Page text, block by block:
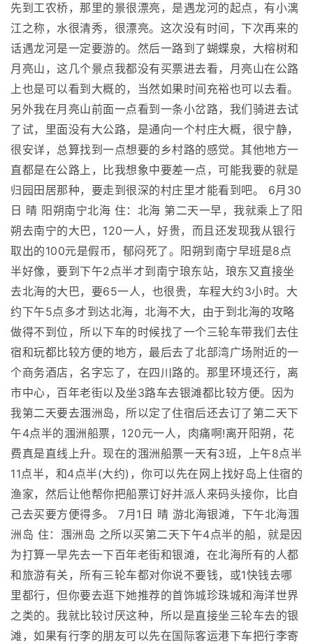
先到工农桥，那里的景很漂亮，是遇龙河的起点，有小漓
江之称，水很清秀，很漂亮。这次没有时间，下次再来的
话遇龙河是一定要游的。然后一路到了蝴蝶泉，大榕树和
月亮山，这几个景点我都没有买票进去看，月亮山在公路
上也是可以看到大概的，当然如果时间充裕也可以去看。
另外我在月亮山前面一点看到一条小岔路，我们骑进去试
了试，里面没有大公路，是通向一个村庄大概，很宁静，
很安详，总算找到一点想要的乡村路的感觉。其他地方一
直都是在公路上，比我想象中要差一点，可能我要的就是
归园田居那种，要走到很深的村庄里才能看到吧。 6月30
日 晴 阳朔南宁北海 住：北海 第二天一早，我就乘上了阳
朔去南宁的大巴，120一人，好贵，而且还发现我从银行
取出的100元是假币，郁闷死了。阳朔到南宁早班是8点
半好像，要到下午2点半才到南宁琅东站，琅东又直接坐
去北海的大巴，要65一人，也很贵，车程大约3小时。大
约下午5点多才到达北海，北海不大，由于到北海的攻略
做得不到位，所以下车的时候找了一个三轮车带我们去住
宿和玩都比较方便的地方，最后去了北部湾广场附近的一
个商务酒店，名字忘了，在四川路的。那里环境还行，离
市中心，百年老街以及坐3路车去银滩都比较方便。因为
我第二天要去涠洲岛，所以定了住宿后还去订了第二天下
午4点半的涠洲船票，120元一人，肉痛啊!离开阳朔，花
费真是直线上升。现在的涠洲船票一天有3班，上午8点半
11点半，和4点半(大约)，你可以先在网上找好岛上住宿的
渔家，然后让他帮你把船票订好并派人来码头接你，比自
己去买要方便得多。 7月1日 晴 游北海银滩，下午北海涠
洲岛 住：涠洲岛 之所以买第二天下午4点半的船，就是因
为打算一早先去一下百年老街和银滩，在北海所有的人都
和旅游有关，所有三轮车都对你说不要钱，或1快钱去哪
里都行，但你要去逛下她推荐的首饰城珍珠城和海洋世界
之类的。我就比较讨厌这种，所以是直接坐三轮车去的银
滩，如果有行李的朋友可以先在国际客运港下车把行李寄